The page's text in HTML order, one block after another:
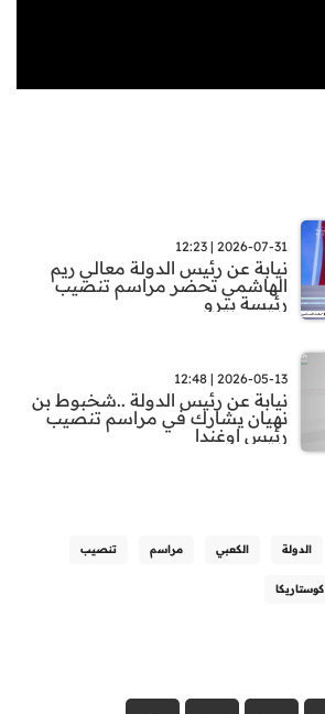
2026-07-31 | 12:23
نيابة عن رئيس الدولة معالي ريم
الهاشمي تحضر مراسم تنصيب
رئيسة بيرو
2026-05-13 | 12:48
نيابة عن رئيس الدولة ..شخبوط بن
نهيان يشارك في مراسم تنصيب
رئيس اوغندا
الدولة الكعبي مراسم تنصيب
كوستاريكا